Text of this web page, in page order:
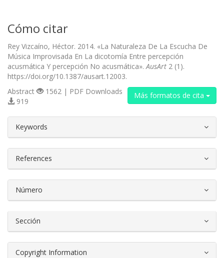
Cómo citar
Rey Vizcaíno, Héctor. 2014. «La Naturaleza De La Escucha De
Música Improvisada En La dicotomía Entre percepción
acusmática Y percepción No acusmática». AusArt 2 (1).
https://doi.org/10.1387/ausart.12003.
Más formatos de cita
Abstract
1562 | PDF Downloads
919
Keywords
References
Número
Sección
Copyright Information